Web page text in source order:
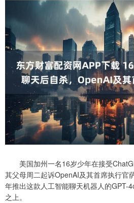
美国加州一名16岁少年在接受
其父母周二起诉OpenAI及其首席执行官
年推出这款人工智能聊天机器人的GPT-
之上。